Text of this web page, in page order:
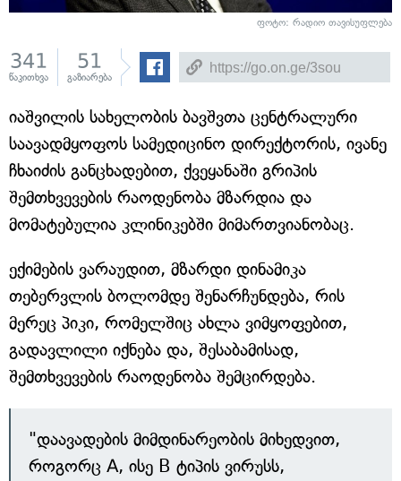
ფოტო: რადიო თავისუფლება
341
წაკითხვა
51
გაზიარება
იაშვილის სახელობის ბავშვთა ცენტრალური
საავადმყოფოს სამედიცინო დირექტორის, ივანე
ჩხაიძის განცხადებით, ქვეყანაში გრიპის
შემთხვევების რაოდენობა მზარდია და
მომატებულია კლინიკებში მიმართვიანობაც.
ექიმების ვარაუდით, მზარდი დინამიკა
თებერვლის ბოლომდე შენარჩუნდება, რის
მერეც პიკი, რომელშიც ახლა ვიმყოფებით,
გადავლილი იქნება და, შესაბამისად,
შემთხვევების რაოდენობა შემცირდება.
"დაავადების მიმდინარეობის მიხედვით,
როგორც A, ისე B ტიპის ვირუსს,